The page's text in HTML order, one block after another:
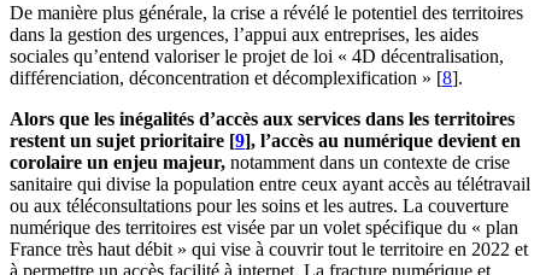
De manière plus générale, la crise a révélé le potentiel des territoires
dans la gestion des urgences, l’appui aux entreprises, les aides
sociales qu’entend valoriser le projet de loi « 4D décentralisation,
différenciation, déconcentration et décomplexification » [8].
Alors que les inégalités d’accès aux services dans les territoires
restent un sujet prioritaire [9], l’accès au numérique devient en
corolaire un enjeu majeur, notamment dans un contexte de crise
sanitaire qui divise la population entre ceux ayant accès au télétravail
ou aux téléconsultations pour les soins et les autres. La couverture
numérique des territoires est visée par un volet spécifique du « plan
France très haut débit » qui vise à couvrir tout le territoire en 2022 et
à permettre un accès facilité à internet. La fracture numérique et